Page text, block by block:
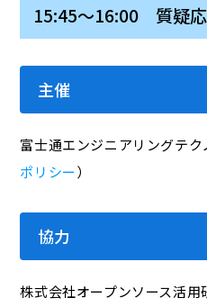
15:45～16:00 質疑
主催
富士通エンジニアリングテク
ポリシー）
協力
株式会社オープンソース活用